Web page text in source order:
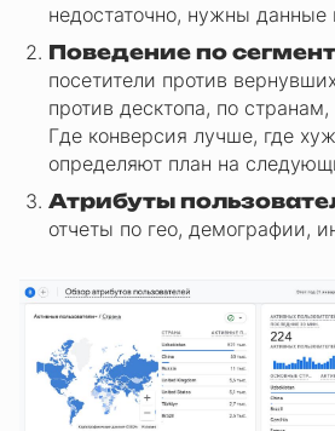
недостаточно, нужны данные
Поведение по
посетители против
против десктопа, по
Где конверсия лучше, где
определяют план на
Атрибуты
отчеты по гео, демографии,